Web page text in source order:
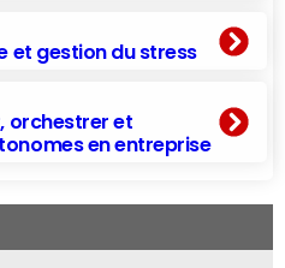
et gestion du stress
orchestrer et
en entreprise